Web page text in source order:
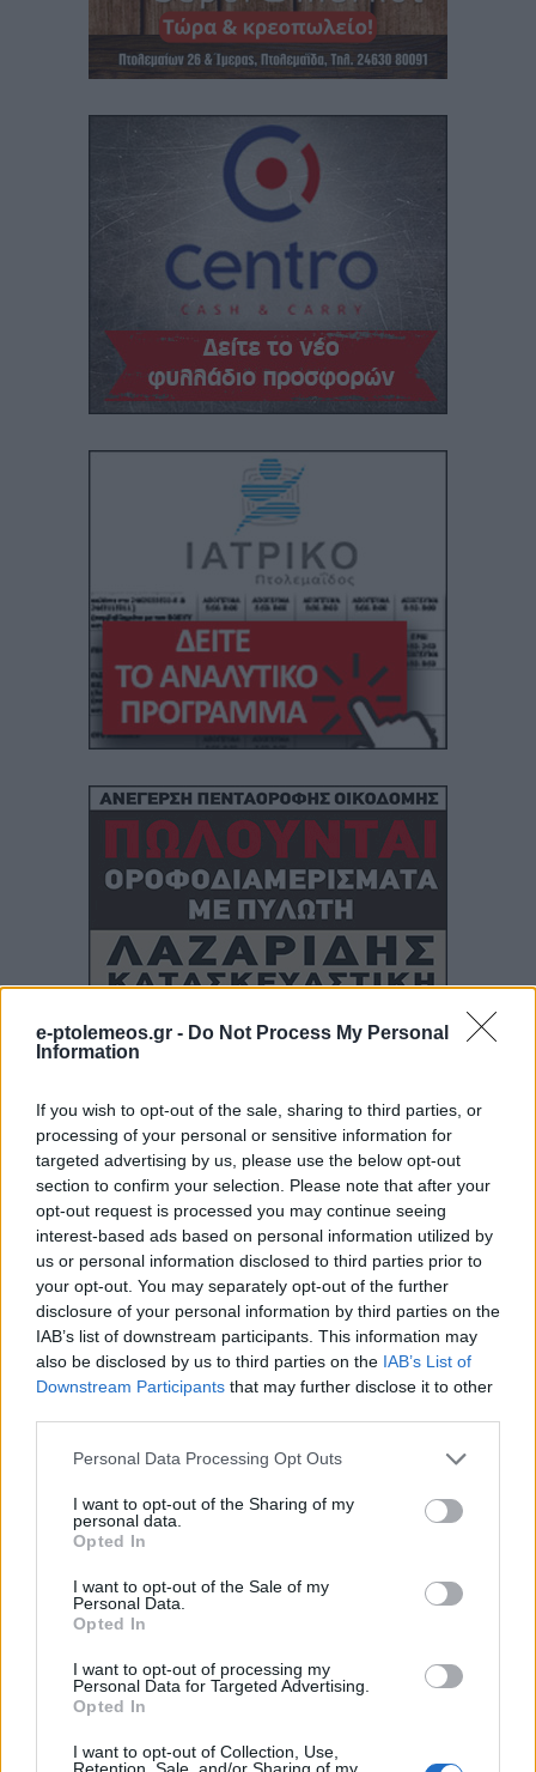
e-ptolemeos.gr - Do Not Process My Personal
Information
If you wish to opt-out of the sale, sharing to third parties, or
processing of your personal or sensitive information for
targeted advertising by us, please use the below opt-out
section to confirm your selection. Please note that after your
opt-out request is processed you may continue seeing
interest-based ads based on personal information utilized by
us or personal information disclosed to third parties prior to
your opt-out. You may separately opt-out of the further
disclosure of your personal information by third parties on the
IAB’s list of downstream participants. This information may
also be disclosed by us to third parties on the IAB’s List of
Downstream Participants that may further disclose it to other
Please note that this website/app uses one or more Google
not limited to your visit or usage behaviour. You may click to
grant or deny consent to Google and its third-party tags to
use your data for below specified purposes in below Google
consent section.
Personal Data Processing Opt Outs
I want to opt-out of the Sharing of my
personal data.
Opted In
I want to opt-out of the Sale of my
Personal Data.
Opted In
I want to opt-out of processing my
Personal Data for Targeted Advertising.
Opted In
I want to opt-out of Collection, Use,
Retention, Sale, and/or Sharing of my